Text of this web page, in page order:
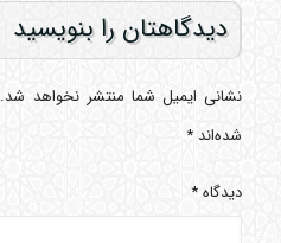
دیدگاهتان را بنویسید
نشانی ایمیل شما منتشر نخواهد شد.
شده‌اند*
دیدگاه*